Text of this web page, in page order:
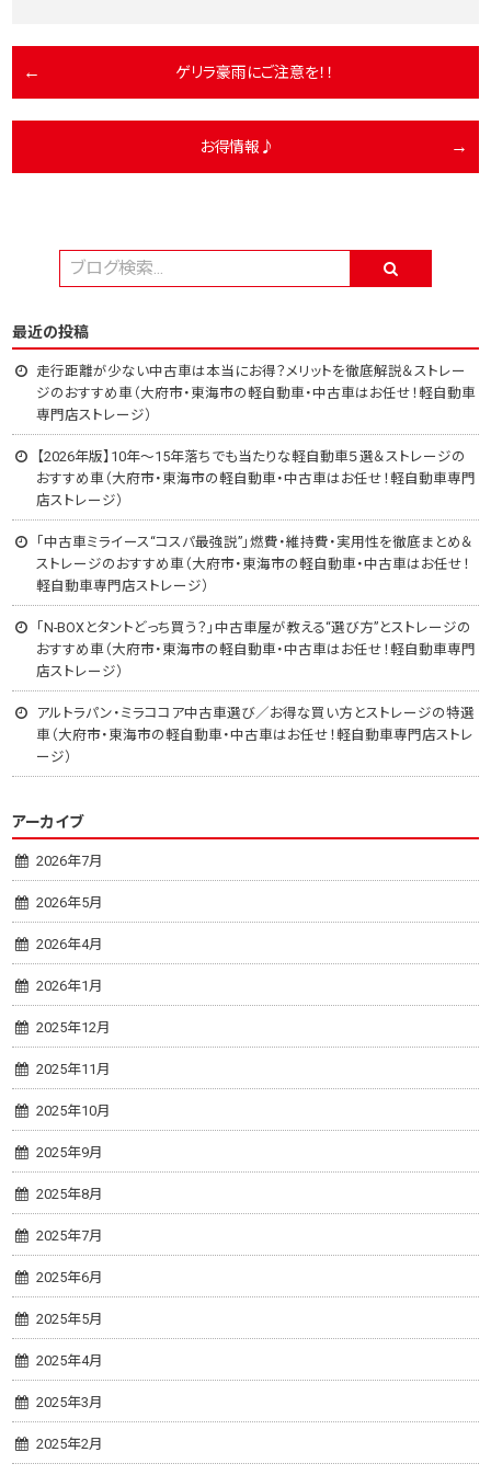
ゲリラ豪雨にご注意を！！
お得情報♪
最近の投稿
走行距離が少ない中古車は本当にお得？メリットを徹底解説＆ストレー
ジのおすすめ車（大府市・東海市の軽自動車・中古車はお任せ！軽自動車
専門店ストレージ）
【2026年版】10年～15年落ちでも当たりな軽自動車５選＆ストレージの
おすすめ車（大府市・東海市の軽自動車・中古車はお任せ！軽自動車専門
店ストレージ）
「中古車ミライース“コスパ最強説”」燃費・維持費・実用性を徹底まとめ＆
ストレージのおすすめ車（大府市・東海市の軽自動車・中古車はお任せ！
軽自動車専門店ストレージ）
「N-BOXとタントどっち買う？」中古車屋が教える“選び方”とストレージの
おすすめ車（大府市・東海市の軽自動車・中古車はお任せ！軽自動車専門
店ストレージ）
アルトラパン・ミラココア中古車選び／お得な買い方とストレージの特選
車（大府市・東海市の軽自動車・中古車はお任せ！軽自動車専門店ストレ
ージ）
アーカイブ
2026年7月
2026年5月
2026年4月
2026年1月
2025年12月
2025年11月
2025年10月
2025年9月
2025年8月
2025年7月
2025年6月
2025年5月
2025年4月
2025年3月
2025年2月